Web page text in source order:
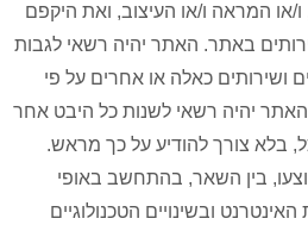
המראה ו/או העיצוב, ואת היקפם
באתר. האתר יהיה רשאי לגבות
ושירותים כאלה או אחרים על פי
יהיה רשאי לשנות כל היבט אחר
בלא צורך להודיע על כך מראש.
בין השאר, בהתחשב באופי
ובשינויים הטכנולוגיים